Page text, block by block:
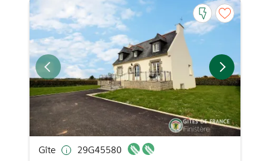
Gîte
29G45580